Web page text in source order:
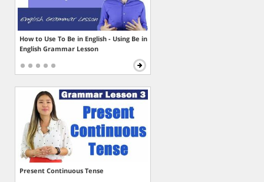
How to Use To Be in English - Using Be in
English Grammar Lesson
Present Continuous Tense